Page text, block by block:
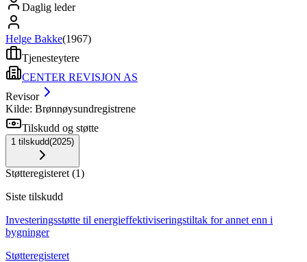
Daglig leder
Helge Bakke(1967)
Tjenesteytere
CENTER REVISJON AS
Revisor
Kilde: Brønnøysundregistrene
Tilskudd og støtte
1 tilskudd(2025)
Støtteregisteret (1)
Siste tilskudd
Investeringsstøtte til energieffektiviseringstiltak for annet enn i
bygninger
Støtteregisteret